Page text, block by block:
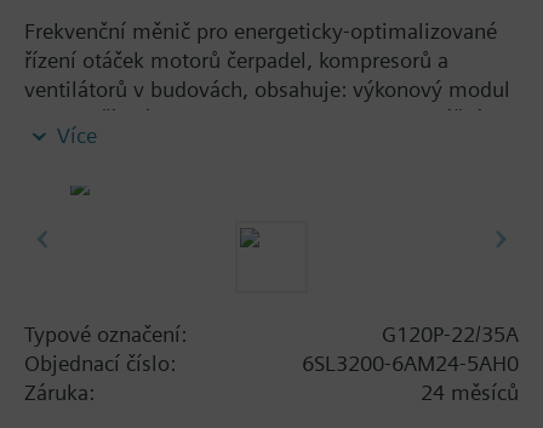
Frekvenční měnič pro energeticky-optimalizované
řízení otáček motorů čerpadel, kompresorů a
ventilátorů v budovách, obsahuje: výkonový modul
PM230, řídicí jednotku CU230P-2-BT s montážním
plechem na odstínění, bez panelu.
Additional info
Při použití BOP-2 nebo záslepky se hloubka zvětší o
Více
Typové označení:
G120P-22/35A
Objednací číslo:
6SL3200-6AM24-5AH0
Záruka:
24 měsíců